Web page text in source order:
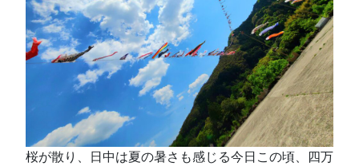
桜が散り、日中は夏の暑さも感じる今日この頃、四万